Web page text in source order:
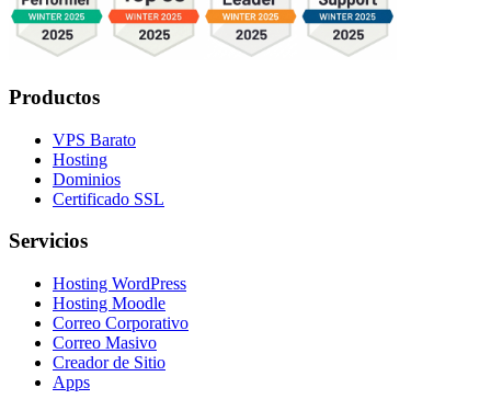
Productos
VPS Barato
Hosting
Dominios
Certificado SSL
Servicios
Hosting WordPress
Hosting Moodle
Correo Corporativo
Correo Masivo
Creador de Sitio
Apps